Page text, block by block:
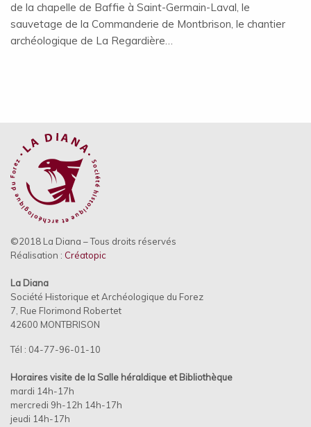
de la chapelle de Baffie à Saint-Germain-Laval, le
sauvetage de la Commanderie de Montbrison, le chantier
archéologique de La Regardière…
©2018 La Diana – Tous droits réservés
Réalisation : Créatopic
La Diana
Société Historique et Archéologique du Forez
7, Rue Florimond Robertet
42600 MONTBRISON
Tél : 04-77-96-01-10
Horaires visite de la Salle héraldique etBibliothèque
mardi 14h-17h
mercredi 9h-12h 14h-17h
jeudi 14h-17h